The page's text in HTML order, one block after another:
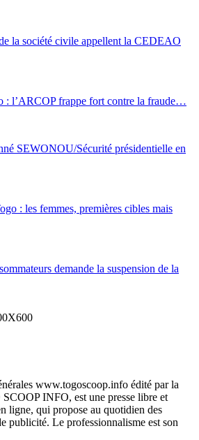
la société civile appellent la CEDEAO
: l’ARCOP frappe fort contre la fraude…
SEWONOU/Sécurité présidentielle en
: les femmes, premières cibles mais
demande la suspension de la
www.togoscoop.info édité par la
INFO, est une presse libre et
ligne, qui propose au quotidien des
publicité. Le professionnalisme est son